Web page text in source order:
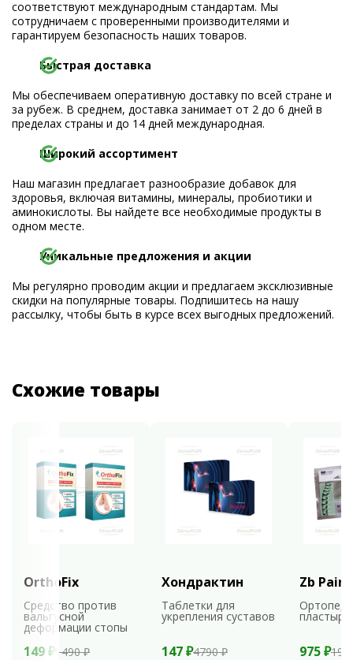
соответствуют международным стандартам. Мы
сотрудничаем с проверенными производителями и
гарантируем безопасность наших товаров.
Быстрая доставка
Мы обеспечиваем оперативную доставку по всей стране и
за рубеж. В среднем, доставка занимает от 2 до 6 дней в
пределах страны и до 14 дней международная.
Широкий ассортимент
Наш магазин предлагает разнообразие добавок для
здоровья, включая витамины, минералы, пробиотики и
аминокислоты. Вы найдете все необходимые продукты в
одном месте.
Уникальные предложения и акции
Мы регулярно проводим акции и предлагаем эксклюзивные
скидки на популярные товары. Подпишитесь на нашу
рассылку, чтобы быть в курсе всех выгодных предложений.
Схожие товары
OrthoFix
Средство против
вальгусной
деформации стопы
149 ₽ 1490 ₽
Хондрактин
Таблетки для
укрепления суставов
147 ₽4790 ₽
Zb Pain
пластыри
975 ₽